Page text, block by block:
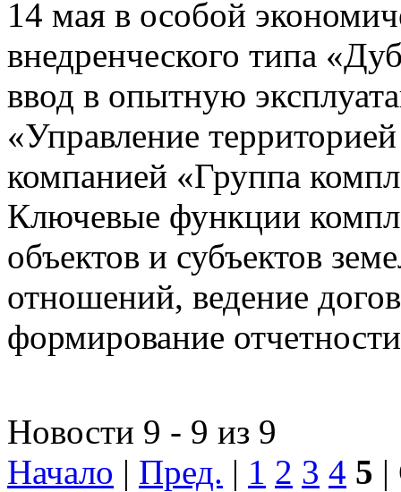
14 мая в особой
внедренческого типа
ввод в опытную
«Управление
компанией «Группа
Ключевые функции
объектов и субъектов
отношений, ведение
формирование
Новости 9 - 9 из 9
Начало | Пред. | 1 2 3 4 5 |